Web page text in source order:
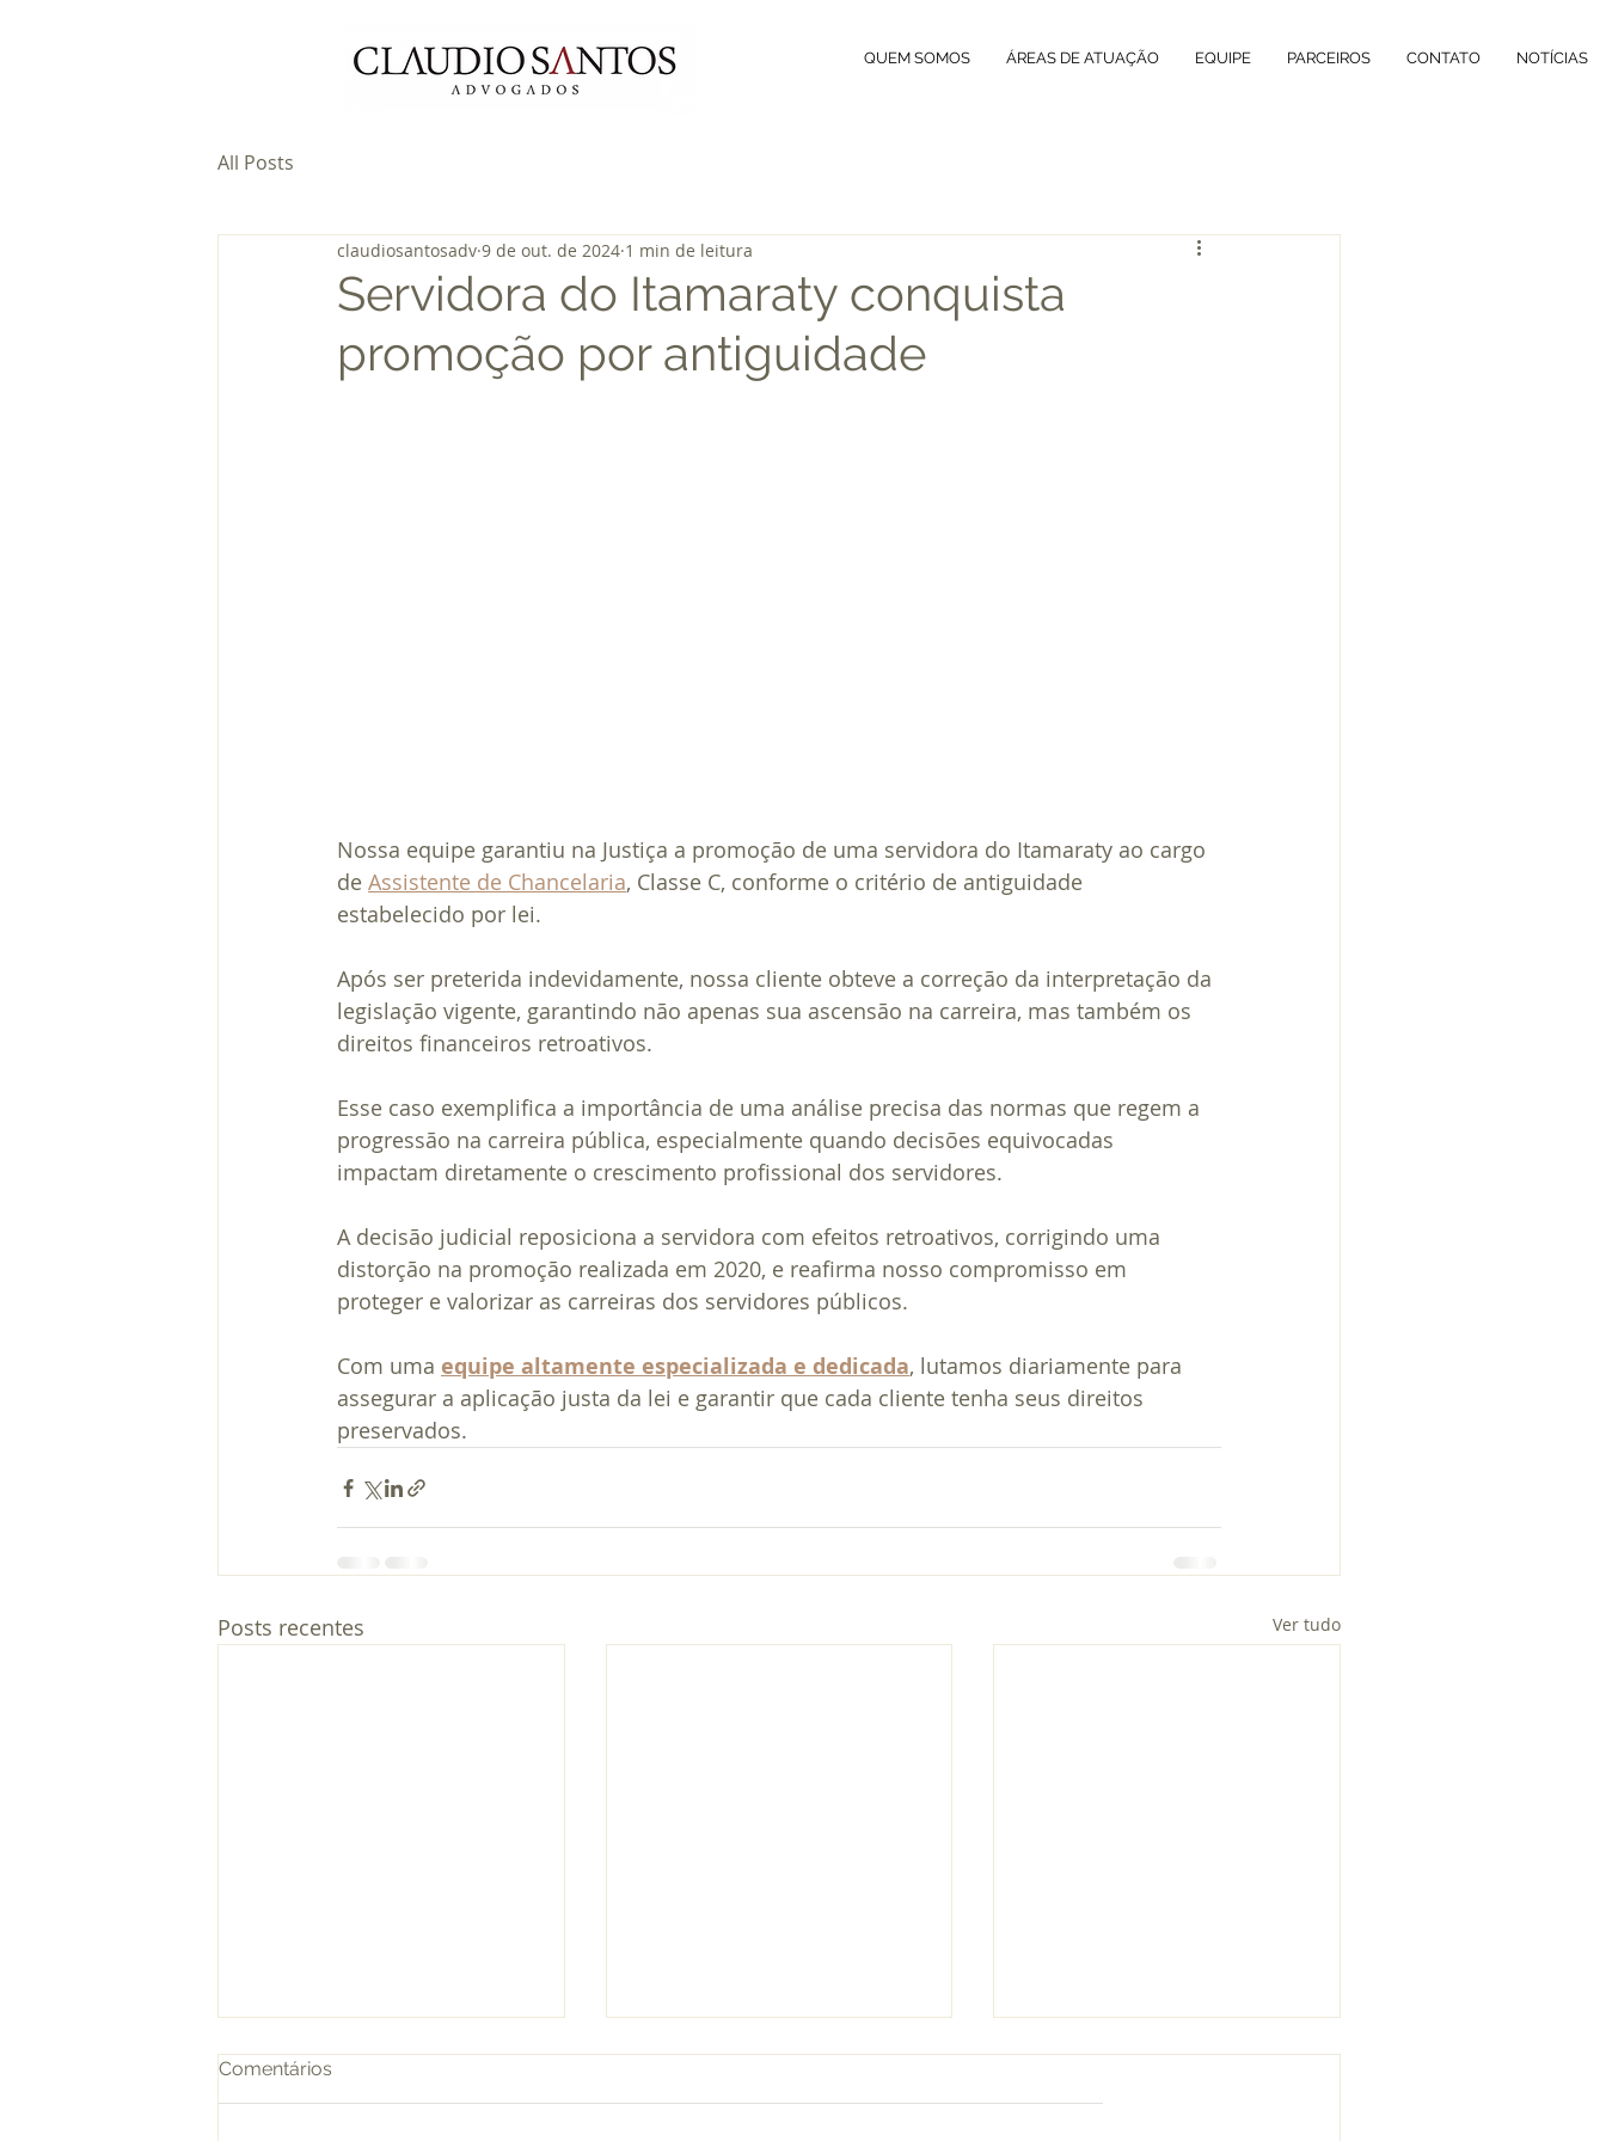
QUEM SOMOS ÁREAS DE ATUAÇÃO EQUIPE PARCEIROS CONTATO NOTÍCIAS
All Posts
Servidora do Itamaraty conquista
promoção por antiguidade
claudiosantosadv 9 de out. de 2024 1 min de leitura
Nossa equipe garantiu na Justiça a promoção de uma servidora do Itamaraty ao cargo
de Assistente de Chancelaria, Classe C, conforme o critério de antiguidade
estabelecido por lei.
Após ser preterida indevidamente, nossa cliente obteve a correção da interpretação da
legislação vigente, garantindo não apenas sua ascensão na carreira, mas também os
direitos financeiros retroativos.
Esse caso exemplifica a importância de uma análise precisa das normas que regem a
progressão na carreira pública, especialmente quando decisões equivocadas
impactam diretamente o crescimento profissional dos servidores.
A decisão judicial reposiciona a servidora com efeitos retroativos, corrigindo uma
distorção na promoção realizada em 2020, e reafirma nosso compromisso em
proteger e valorizar as carreiras dos servidores públicos.
Com uma equipe altamente especializada e dedicada, lutamos diariamente para
assegurar a aplicação justa da lei e garantir que cada cliente tenha seus direitos
preservados.
Posts recentes Ver tudo
Comentários